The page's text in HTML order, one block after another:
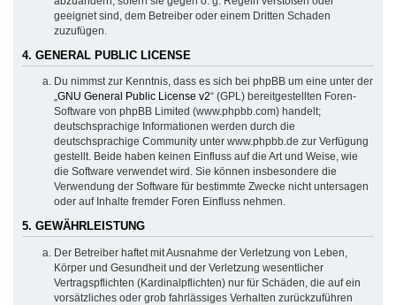
geeignet sind, dem Betreiber oder einem Dritten Schaden
zuzufügen.
4. GENERAL PUBLIC LICENSE
Du nimmst zur Kenntnis, dass es sich bei phpBB um eine unter der
„GNU General Public License v2“ (GPL) bereitgestellten Foren-
Software von phpBB Limited (www.phpbb.com) handelt;
deutschsprachige Informationen werden durch die
deutschsprachige Community unter www.phpbb.de zur Verfügung
gestellt. Beide haben keinen Einfluss auf die Art und Weise, wie
die Software verwendet wird. Sie können insbesondere die
Verwendung der Software für bestimmte Zwecke nicht untersagen
oder auf Inhalte fremder Foren Einfluss nehmen.
5. GEWÄHRLEISTUNG
Der Betreiber haftet mit Ausnahme der Verletzung von Leben,
Körper und Gesundheit und der Verletzung wesentlicher
Vertragspflichten (Kardinalpflichten) nur für Schäden, die auf ein
vorsätzliches oder grob fahrlässiges Verhalten zurückzuführen